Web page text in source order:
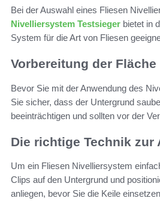
Bei der Auswahl eines Fliesen
Nivelliersystem Testsieger bietet in
System für die Art von Fliesen
Vorbereitung der Fläche
Bevor Sie mit der Anwendung des
Sie sicher, dass der Untergrund
beeinträchtigen und sollten vor der
Die richtige Technik zur
Um ein Fliesen Nivelliersystem
Clips auf den Untergrund und
anliegen, bevor Sie die Keile